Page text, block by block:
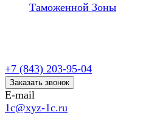
Таможенной Зоны
+7 (843) 203-95-04
Заказать звонок
E-mail
1c@xyz-1c.ru